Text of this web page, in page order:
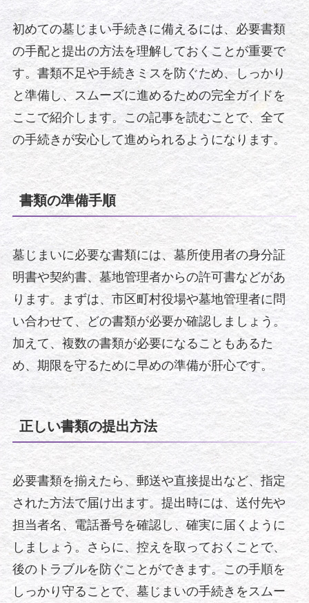
初めての墓じまい手続きに備えるには、必要書類
の手配と提出の方法を理解しておくことが重要で
す。書類不足や手続きミスを防ぐため、しっかり
と準備し、スムーズに進めるための完全ガイドを
ここで紹介します。この記事を読むことで、全て
の手続きが安心して進められるようになります。
書類の準備手順
墓じまいに必要な書類には、墓所使用者の身分証
明書や契約書、墓地管理者からの許可書などがあ
ります。まずは、市区町村役場や墓地管理者に問
い合わせて、どの書類が必要か確認しましょう。
加えて、複数の書類が必要になることもあるた
め、期限を守るために早めの準備が肝心です。
正しい書類の提出方法
必要書類を揃えたら、郵送や直接提出など、指定
された方法で届け出ます。提出時には、送付先や
担当者名、電話番号を確認し、確実に届くように
しましょう。さらに、控えを取っておくことで、
後のトラブルを防ぐことができます。この手順を
しっかり守ることで、墓じまいの手続きをスムー